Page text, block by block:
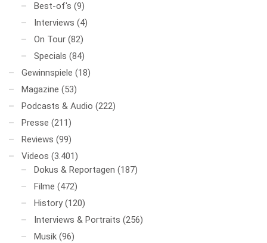
Best-of's (9)
Interviews (4)
On Tour (82)
Specials (84)
Gewinnspiele (18)
Magazine (53)
Podcasts & Audio (222)
Presse (211)
Reviews (99)
Videos (3.401)
Dokus & Reportagen (187)
Filme (472)
History (120)
Interviews & Portraits (256)
Musik (96)